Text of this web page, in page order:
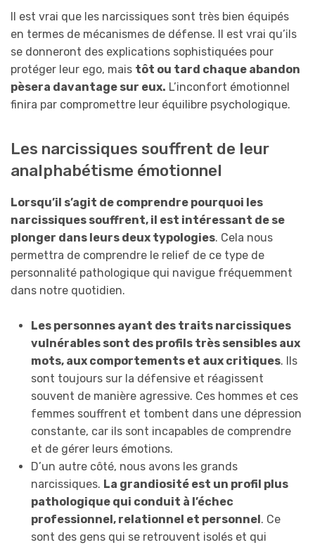
Il est vrai que les narcissiques sont très bien équipés
en termes de mécanismes de défense. Il est vrai qu’ils
se donneront des explications sophistiquées pour
protéger leur ego, mais tôt ou tard chaque abandon
pèsera davantage sur eux. L’inconfort émotionnel
finira par compromettre leur équilibre psychologique.
Les narcissiques souffrent de leur
analphabétisme émotionnel
Lorsqu’il s’agit de comprendre pourquoi les
narcissiques souffrent, il est intéressant de se
plonger dans leurs deux typologies. Cela nous
permettra de comprendre le relief de ce type de
personnalité pathologique qui navigue fréquemment
dans notre quotidien.
Les personnes ayant des traits narcissiques
vulnérables sont des profils très sensibles aux
mots, aux comportements et aux critiques. Ils
sont toujours sur la défensive et réagissent
souvent de manière agressive. Ces hommes et ces
femmes souffrent et tombent dans une dépression
constante, car ils sont incapables de comprendre
et de gérer leurs émotions.
D’un autre côté, nous avons les grands
narcissiques. La grandiosité est un profil plus
pathologique qui conduit à l’échec
professionnel, relationnel et personnel . Ce
sont des gens qui se retrouvent isolés et qui